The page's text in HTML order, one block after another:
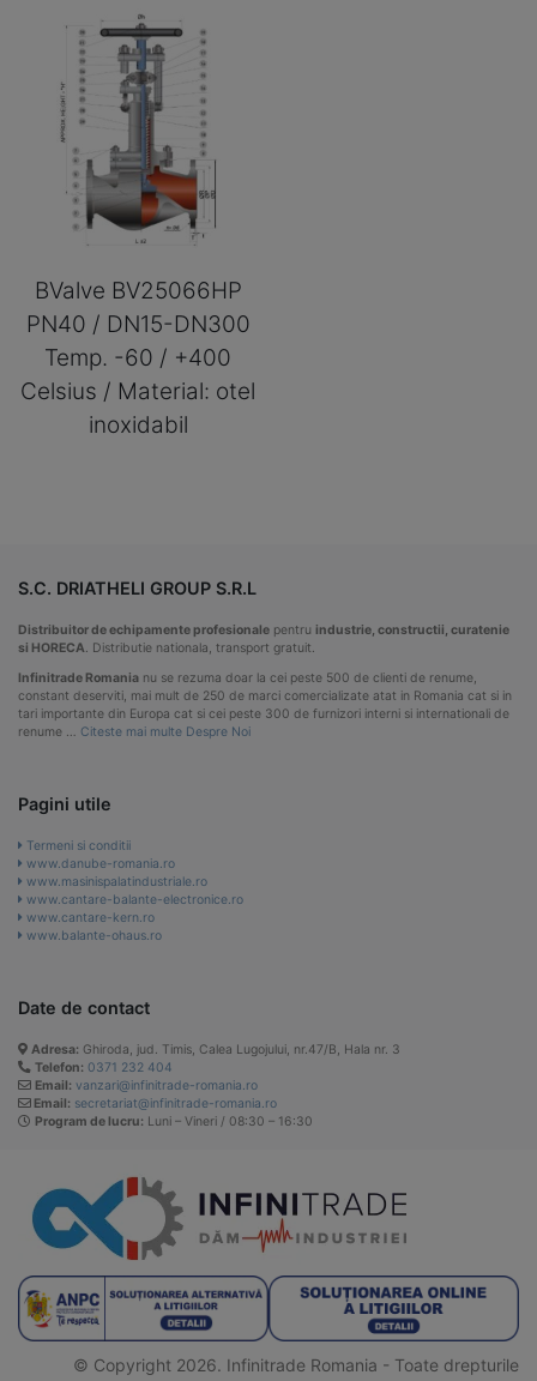
BValve BV25066HP
PN40 / DN15-DN300
Temp. -60 / +400
Celsius / Material: otel
inoxidabil
S.C. DRIATHELI GROUP S.R.L
Distribuitor de echipamente profesionale pentru industrie, constructii, curatenie
si HORECA. Distributie nationala, transport gratuit.
Infinitrade Romania nu se rezuma doar la cei peste 500 de clienti de renume,
constant deserviti, mai mult de 250 de marci comercializate atat in Romania cat si in
tari importante din Europa cat si cei peste 300 de furnizori interni si internationali de
renume … Citeste mai multe Despre Noi
Pagini utile
Termeni si conditii
www.danube-romania.ro
www.masinispalatindustriale.ro
www.cantare-balante-electronice.ro
www.cantare-kern.ro
www.balante-ohaus.ro
Date de contact
Adresa: Ghiroda, jud. Timis, Calea Lugojului, nr.47/B, Hala nr. 3
Telefon: 0371 232 404
Email: vanzari@infinitrade-romania.ro
Email: secretariat@infinitrade-romania.ro
Program de lucru: Luni – Vineri / 08:30 – 16:30
© Copyright 2026. Infinitrade Romania - Toate drepturile